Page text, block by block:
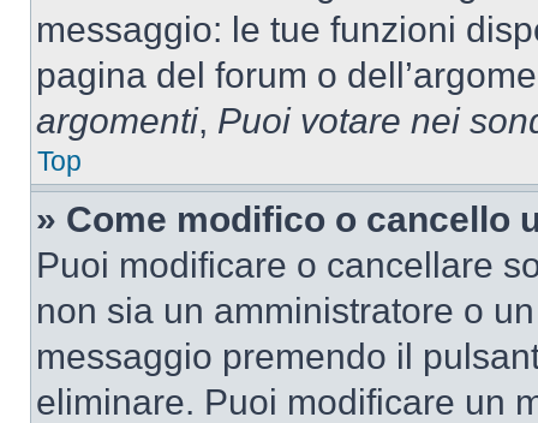
messaggio: le tue funzioni
pagina del forum o
argomenti, Puoi votare nei
Top
» Come modifico o cancello
Puoi modificare o cancellare
non sia un amministratore o
messaggio premendo il
eliminare. Puoi modificare un